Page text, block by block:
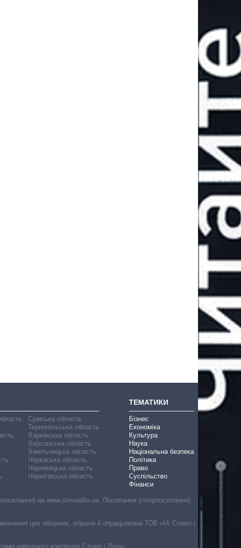
Сумська область
Тернопільська область
Харківська область
Херсонська область
Хмельницька область
Черкаська область
Чернівецька область
Чернігівська область
ТЕМАТИКИ
Бізнес
Економіка
Культура
Наука
Національна безпека
Політика
Право
Суспільство
Фінанси
на www.slovoidilo.ua. Посилання (гіперпосилання)
цих обіцянок, зібрана й опрацьована ТОВ «ІА Слово і
народного контролю Слово і Діло».